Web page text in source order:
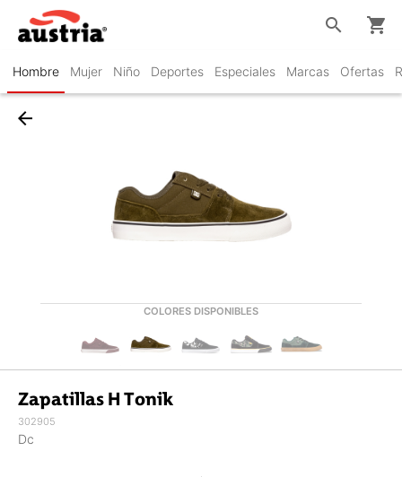
Hombre Mujer Niño Deportes Especiales Marcas Ofertas
search shopping_cart
COLORES DISPONIBLES
arrow_back
Zapatillas H Tonik
302905
Dc